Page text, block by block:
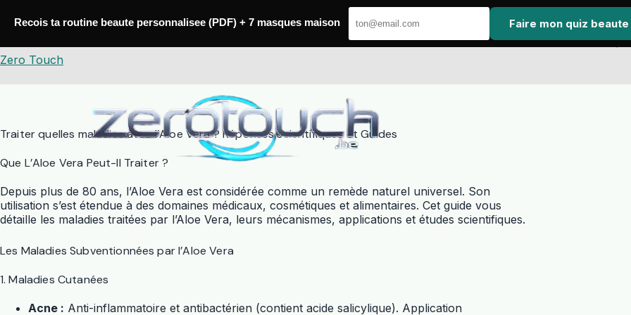
Zero Touch
Traiter quelles maladies avec l’Aloe Vera ? Réponses scientifiques et Guides
Que L’Aloe Vera Peut-Il Traiter ?
Depuis plus de 80 ans, l’Aloe Vera est considérée comme un remède naturel universel. Son
utilisation s’est étendue à des domaines médicaux, cosmétiques et alimentaires. Cet guide vous
détaille les maladies traitées par l’Aloe Vera, leurs mécanismes, applications et études scientifiques.
Les Maladies Subventionnées par l’Aloe Vera
1. Maladies Cutanées
Acne : Anti-inflammatoire et antibactérien (contient acide salicylique). Application
Recois ta routine beaute personnalisee (PDF) + 7 masques maison Faire mon quiz beaute